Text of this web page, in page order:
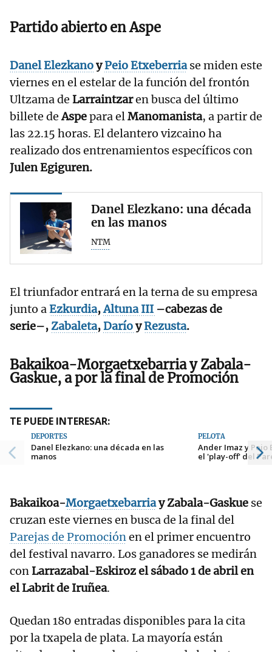
Partido abierto en Aspe
Danel ElezkanoyPeio Etxeberriase miden este
viernes en el estelar de la función del frontón
Ultzama de Larraintzaren busca del último
billete deAspepara elManomanista, a partir de
las 22.15 horas. El delantero vizcaino ha
realizado dos entrenamientos específicos con
Julen Egiguren.
Danel Elezkano: una década
en las manos
NTM
El triunfador entrará en la terna de su empresa
junto aEzkurdia,Altuna III –cabezas de
serie–,Zabaleta,DaríoyRezusta.
Bakaikoa-Morgaetxebarria y Zabala-
Gaskue, a por la final de Promoción
TE PUEDE INTERESAR:
DEPORTES
Danel Elezkano: una década en las
manos
PELOTA
Ander Imaz y Peio
el 'play-off' del
Bakaikoa-Morgaetxebarriay Zabala-Gaskue se
cruzan este viernes en busca de la final del
Parejas de Promociónen el primer encuentro
del festival navarro. Los ganadores se medirán
conLarrazabal-Eskiroz el sábado 1 de abril en
el Labrit de Iruñea.
Quedan 180 entradas disponibles para la cita
por la txapela de plata. La mayoría están